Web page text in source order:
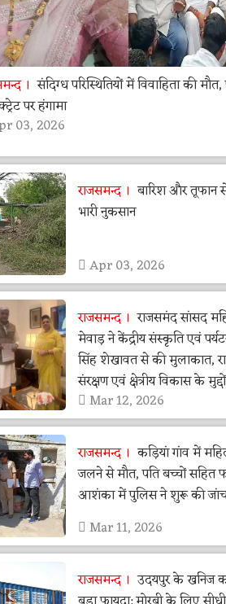
संदिग्ध परिस्थितियों में विवाहिता की
पर हंगामा
03, 2026
राजसमन्द
बारिश और तूफान
भारी नुकसान
Apr 03, 2026
राजसमन्द
राजसमंद सांसद
मेवाड़ ने केंद्रीय संस्कृति एवं
सिंह शेखावत से की मुलाकात,
संरक्षण एवं क्षेत्रीय विकास के
Mar 12, 2026
राजसमन्द
कड़ियां गांव में
जलने से मौत, पति बच्चों सहित
आशंका में पुलिस ने शुरू की
Mar 11, 2026
राजसमन्द
उदयपुर के खनिज